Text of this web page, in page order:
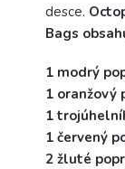
desce.
Bags
1 modrý
1 oranžový
1
1 červený
2 žluté